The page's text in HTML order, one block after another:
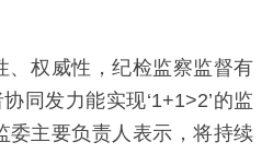
、权威性，纪检监察监督有
同发力能实现‘1+1>2’的监
委主要负责人表示，将持续